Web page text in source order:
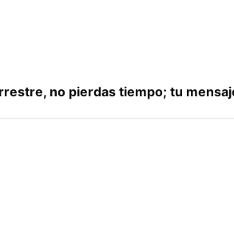
no pierdas tiempo; tu